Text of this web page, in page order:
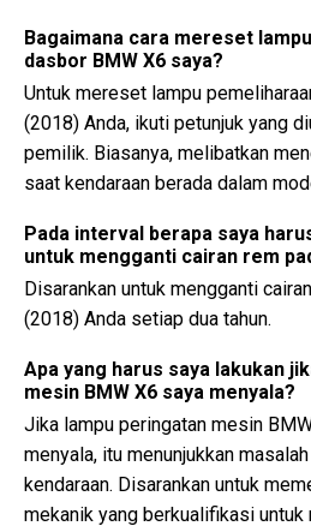
Bagaimana cara mereset
dasbor BMW X6 saya?
Untuk mereset lampu
(2018) Anda, ikuti petunjuk yang
pemilik. Biasanya, melibatkan
saat kendaraan berada dalam
Pada interval berapa saya
untuk mengganti cairan rem
Disarankan untuk mengganti
(2018) Anda setiap dua tahun.
Apa yang harus saya lakukan
mesin BMW X6 saya menyala?
Jika lampu peringatan mesin
menyala, itu menunjukkan
kendaraan. Disarankan untuk
mekanik yang berkualifikasi untuk